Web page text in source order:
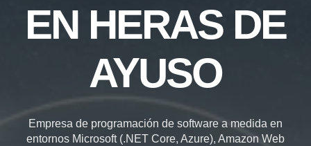
EN HERAS DE
AYUSO
Empresa de programación de software a medida en
entornos Microsoft (.NET Core, Azure), Amazon Web